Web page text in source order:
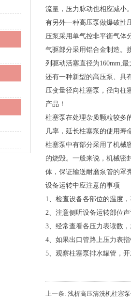
流量，压力脉动也相应减小。
有另外一种高压泵做爆破性
压泵采用单气控非平衡气体
气驱部分采用铝合金制造。
列驱动活塞直径为160mm,
还有一种新型的高压泵、具
压变量径向柱塞泵，径向柱
产品！
柱塞泵在处理杂质颗粒较多
几率，延长柱塞泵的使用寿
柱塞泵中有部分采用了机械
的烧毁。一般来说，机械密
体，保证输送耐磨泵管的罩
设备运转中应注意的事项
1、检查设备各部位的温度，
2、注意侧听设备运转部位
3、经常查看各压力表读数，
4、如果出口管路上压力表
5、观察柱塞泵排水罐管，
上一条: 浅析高压清洗机柱塞